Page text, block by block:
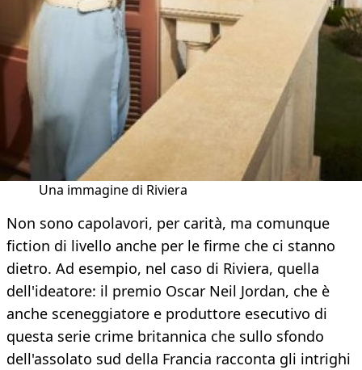
Una immagine di Riviera
Non sono capolavori, per carità, ma comunque
fiction di livello anche per le firme che ci stanno
dietro. Ad esempio, nel caso di Riviera, quella
dell'ideatore: il premio Oscar Neil Jordan, che è
anche sceneggiatore e produttore esecutivo di
questa serie crime britannica che sullo sfondo
dell'assolato sud della Francia racconta gli intrighi